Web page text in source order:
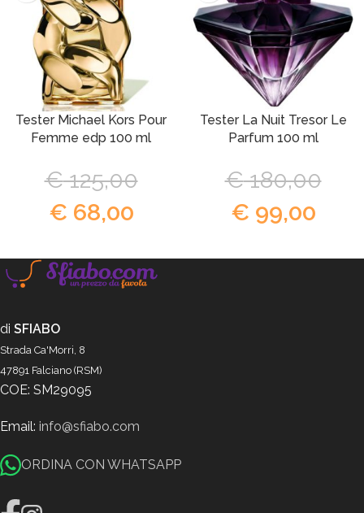
Tester Michael Kors Pour
Femme edp 100 ml
€125,00
€ 68,00
Tester La Nuit Tresor Le
Parfum 100 ml
€180,00
€ 99,00
di SFIABO
Strada Ca'Morri, 8
47891 Falciano (RSM)
COE: SM29095
Email: info@sfiabo.com
ORDINA CON WHATSAPP